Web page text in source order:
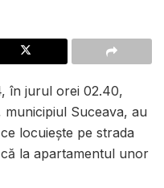
în jurul orei 02.40,
Suceava, au
locuiește pe strada
la apartamentul unor